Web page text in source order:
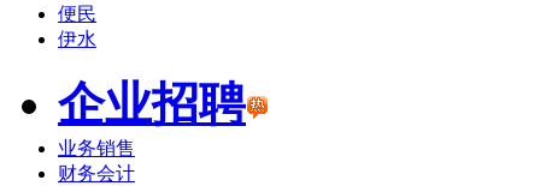
便民
伊水
企业招聘
业务销售
财务会计